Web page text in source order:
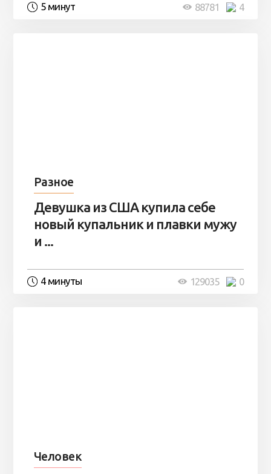
5 минут 4
88781
Разное
Девушка из США купила себе
новый купальник и плавки мужу
и ...
4 минуты 0
129035
Человек